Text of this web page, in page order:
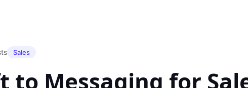
Sales
to Messaging for